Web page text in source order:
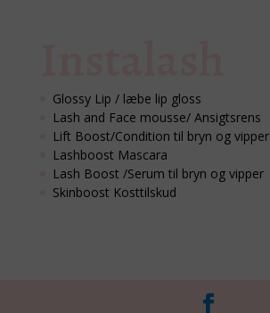
Glossy Lip / læbe lip gloss
Lash and Face mousse/ Ansigtsrens
Lift Boost/Condition til bryn og vipper
Lashboost Mascara
Lash Boost /Serum til bryn og vipper
Skinboost Kosttilskud